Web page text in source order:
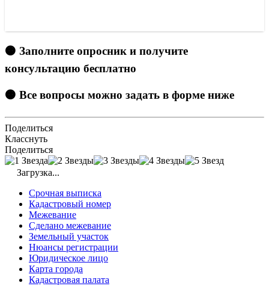
🟠 Заполните опросник и получите
консультацию бесплатно
🟠 Все вопросы можно задать в форме ниже
Поделиться
Класснуть
Поделиться
Загрузка...
Срочная выписка
Кадастровый номер
Межевание
Сделано межевание
Земельный участок
Нюансы регистрации
Юридическое лицо
Карта города
Кадастровая палата